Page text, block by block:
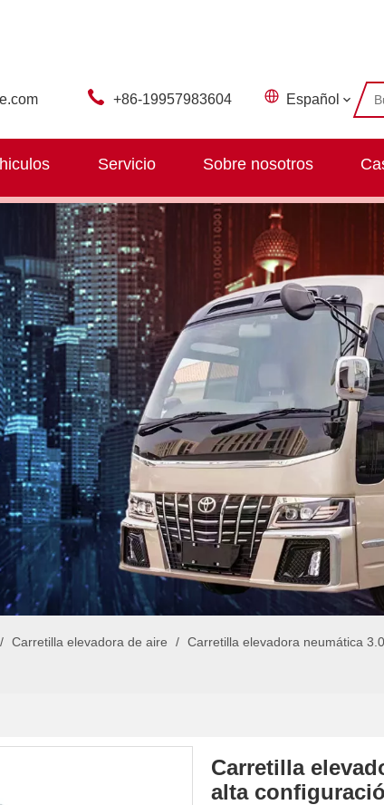
+86-19957983604 Español
Servicio Sobre nosotros
/ Carretilla elevadora de aire / Carretilla elevadora neumática
Carretilla
alta